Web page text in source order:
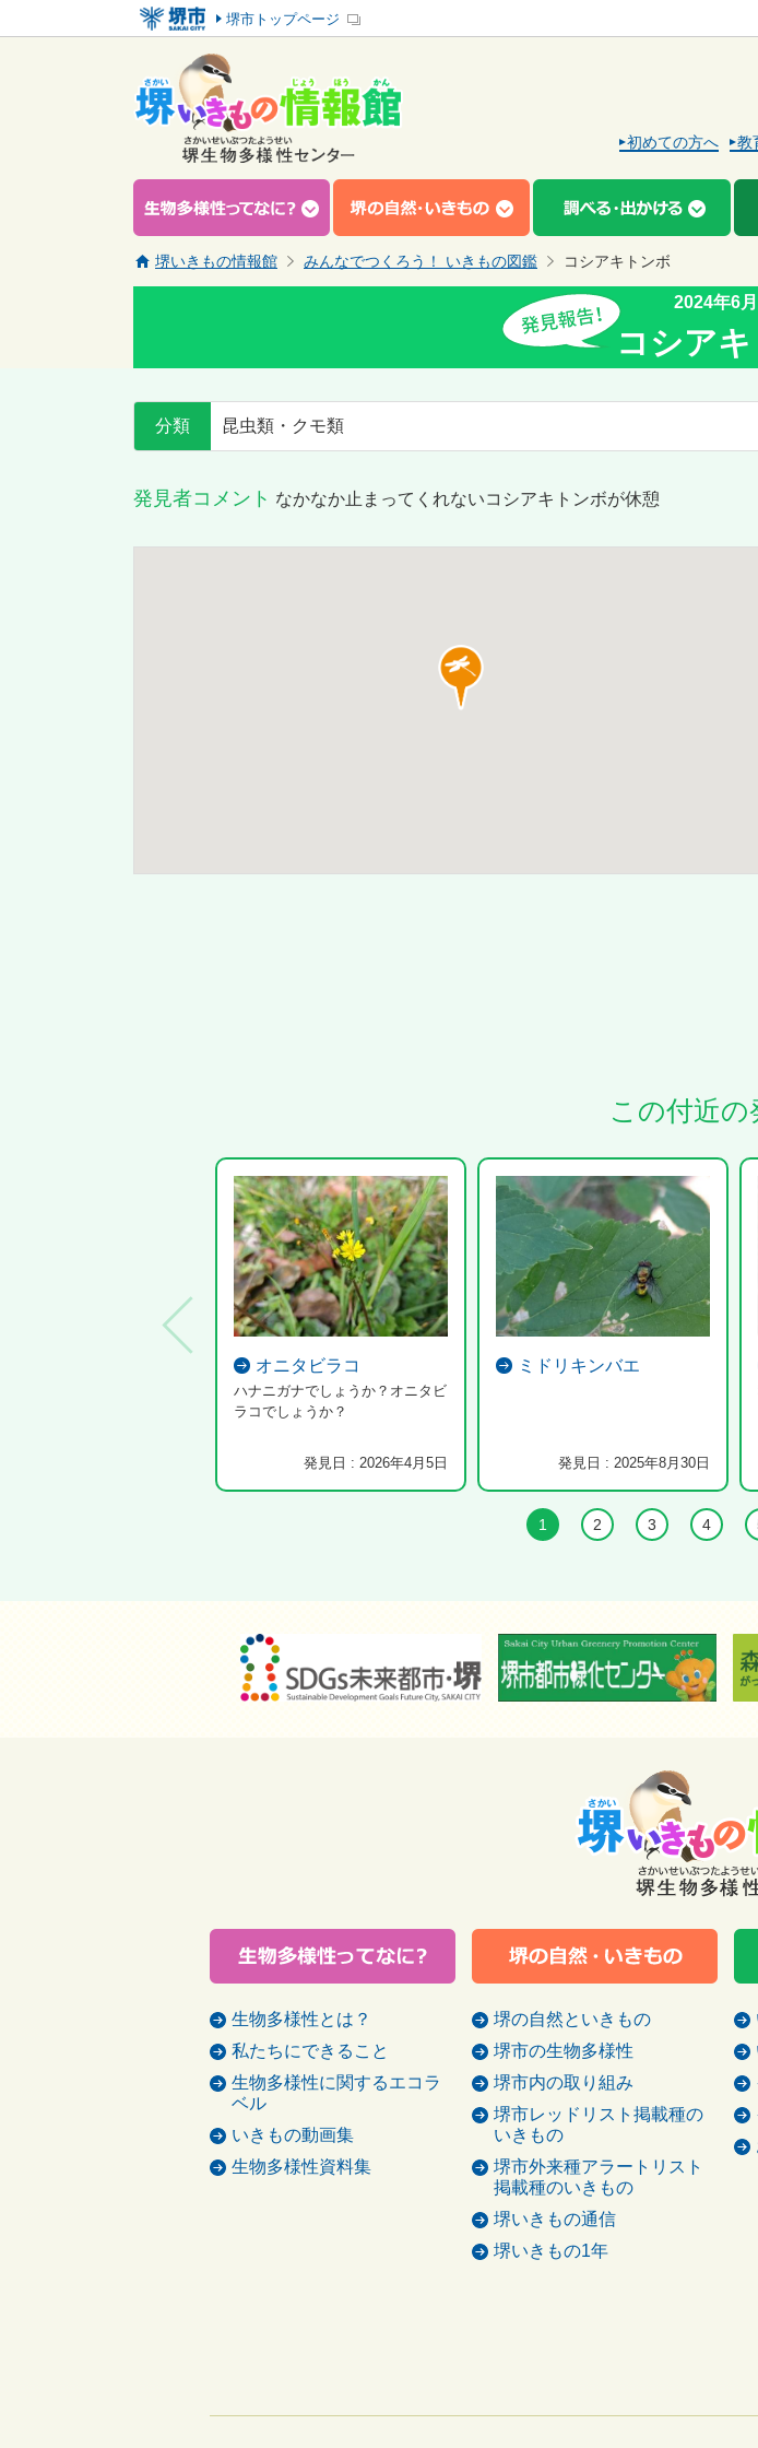
堺市トップページ
初めての方へ 教
堺いきもの情報館 みんなでつくろう！ いきもの図鑑 コシアキトンボ
2024年6
コシア
分類 昆虫類・クモ類
発見者コメント なかなか止まってくれないコシアキトンボが休憩
この付近の
オニタビラコ
ハナニガナでしょうか？オニタビ
ラコでしょうか？
発見日 : 2026年4月5日
ミドリキンバエ
発見日 : 2025年8月30日
1 2 3 4
生物多様性とは？
私たちにできること
生物多様性に関するエコラ
ベル
いきもの動画集
生物多様性資料集
堺の自然といきもの
堺市の生物多様性
堺市内の取り組み
堺市レッドリスト掲載種の
いきもの
堺市外来種アラートリスト
掲載種のいきもの
堺いきもの通信
堺いきもの1年